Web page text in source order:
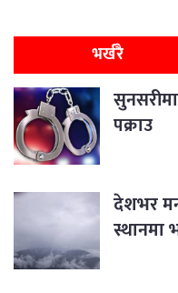
भर्खरै
पक्राउ
देशभर
स्थानमा